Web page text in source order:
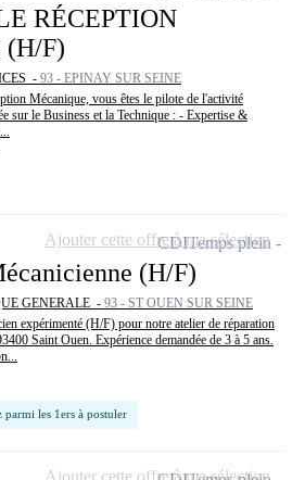
RÉCEPTION
(H/F)
- 93 - EPINAY SUR SEINE
Mécanique, vous êtes le pilote de l'activité
sur le Business et la Technique : - Expertise &
(H/F)
GENERALE - 93 - ST OUEN SUR SEINE
expérimenté (H/F) pour notre atelier de réparation
Saint Ouen. Expérience demandée de 3 à 5 ans.
parmi les 1ers à postuler
CDITemps plein
Ajouter cette offre à ma sélection